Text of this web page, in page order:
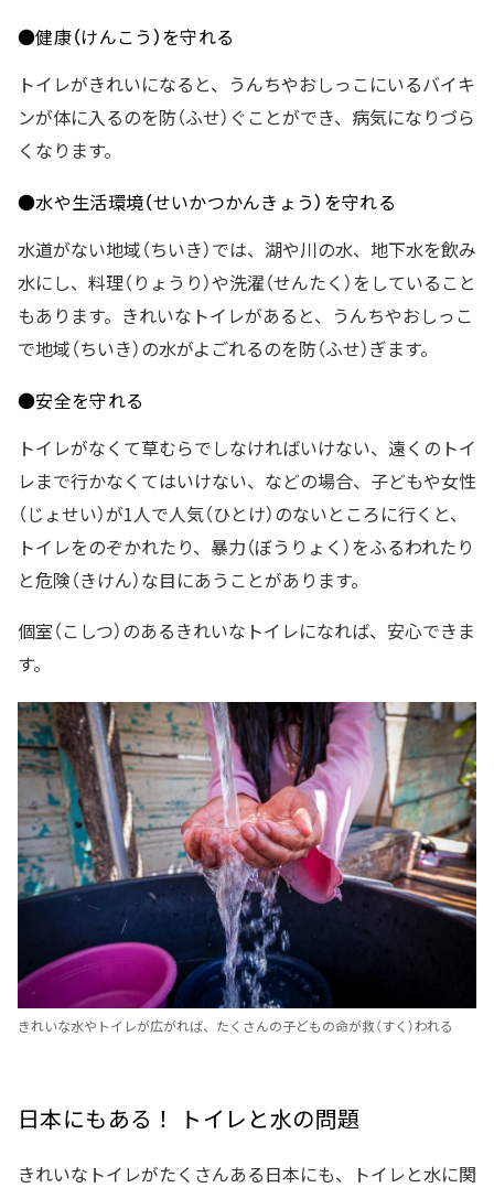
●健康（けんこう）を守れる
トイレがきれいになると、うんちやおしっこにいるバイキ
ンが体に入るのを防（ふせ）ぐことができ、病気になりづら
くなります。
●水や生活環境（せいかつかんきょう）を守れる
水道がない地域（ちいき）では、湖や川の水、地下水を飲み
水にし、料理（りょうり）や洗濯（せんたく）をしていること
もあります。きれいなトイレがあると、うんちやおしっこ
で地域（ちいき）の水がよごれるのを防（ふせ）ぎます。
●安全を守れる
トイレがなくて草むらでしなければいけない、遠くのトイ
レまで行かなくてはいけない、などの場合、子どもや女性
（じょせい）が1人で人気（ひとけ）のないところに行くと、
トイレをのぞかれたり、暴力（ぼうりょく）をふるわれたり
と危険（きけん）な目にあうことがあります。
個室（こしつ）のあるきれいなトイレになれば、安心できま
す。
きれいな水やトイレが広がれば、たくさんの子どもの命が救（すく）われる
日本にもある！ トイレと水の問題
きれいなトイレがたくさんある日本にも、トイレと水に関